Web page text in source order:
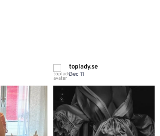
toplady.se
Dec 11